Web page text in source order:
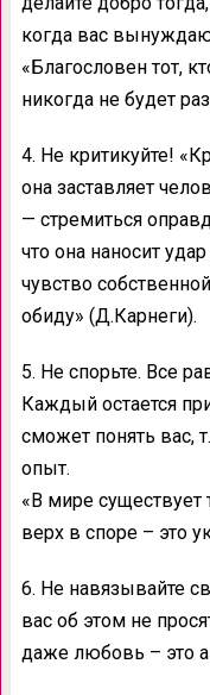
когда вас
«Благословен тот,
никогда не будет
4. Не критикуйте!
она заставляет
— стремиться
что она наносит
чувство
обиду» (Д.Карнеги).
5. Не спорьте. Все
Каждый остается
сможет понять вас,
опыт.
«В мире существует
верх в споре – это
6. Не навязывайте
вас об этом не
даже любовь – это